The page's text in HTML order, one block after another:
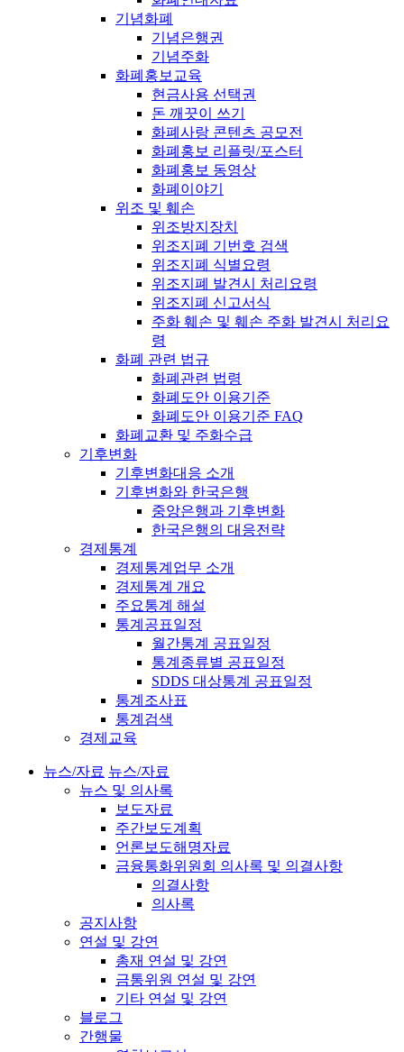
기념화폐
기념은행권
기념주화
화폐홍보교육
현금사용 선택권
돈 깨끗이 쓰기
화폐사랑 콘텐츠 공모전
화폐홍보 리플릿/포스터
화폐홍보 동영상
화폐이야기
위조 및 훼손
위조방지장치
위조지폐 기번호 검색
위조지폐 식별요령
위조지폐 발견시 처리요령
위조지폐 신고서식
주화 훼손 및 훼손 주화 발견시 처리요
령
화폐 관련 법규
화폐관련 법령
화폐도안 이용기준
화폐도안 이용기준 FAQ
화폐교환 및 주화수급
기후변화
기후변화대응 소개
기후변화와 한국은행
중앙은행과 기후변화
한국은행의 대응전략
경제통계
경제통계업무 소개
경제통계 개요
주요통계 해설
통계공표일정
월간통계 공표일정
통계종류별 공표일정
SDDS 대상통계 공표일정
통계조사표
통계검색
경제교육
뉴스/자료 뉴스/자료
뉴스 및 의사록
보도자료
주간보도계획
언론보도해명자료
금융통화위원회 의사록 및 의결사항
의결사항
의사록
공지사항
연설 및 강연
총재 연설 및 강연
금통위원 연설 및 강연
기타 연설 및 강연
블로그
간행물